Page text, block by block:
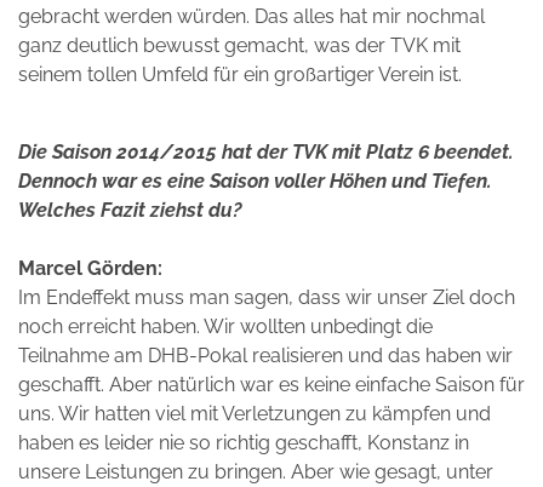
gebracht werden würden. Das alles hat mir nochmal
ganz deutlich bewusst gemacht, was der TVK mit
seinem tollen Umfeld für ein großartiger Verein ist.
Die Saison 2014/2015 hat der TVK mit Platz 6 beendet.
Dennoch war es eine Saison voller Höhen und Tiefen.
Welches Fazit ziehst du?
Marcel Görden:
Im Endeffekt muss man sagen, dass wir unser Ziel doch
noch erreicht haben. Wir wollten unbedingt die
Teilnahme am DHB-Pokal realisieren und das haben wir
geschafft. Aber natürlich war es keine einfache Saison für
uns. Wir hatten viel mit Verletzungen zu kämpfen und
haben es leider nie so richtig geschafft, Konstanz in
unsere Leistungen zu bringen. Aber wie gesagt, unter